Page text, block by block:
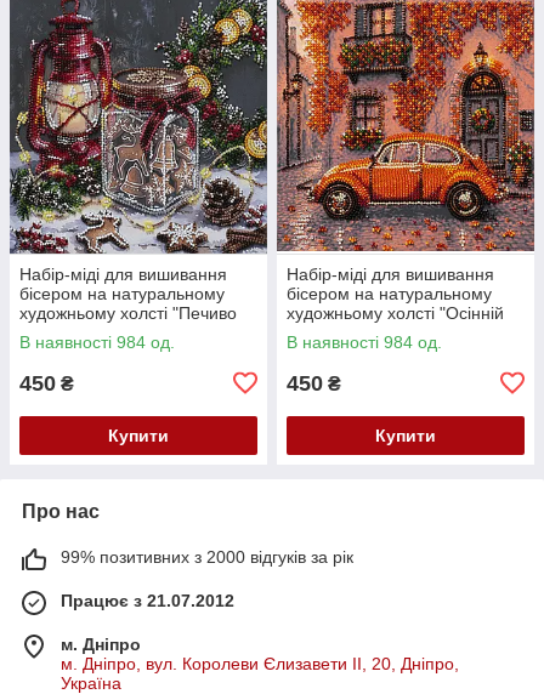
Набір-міді для вишивання
бісером на натуральному
художньому холсті "Печиво
для Санти" Абрис Арт AMB-
148
В наявності 984 од.
450 ₴
Купити
Набір-міді для вишивання
бісером на натуральному
художньому холсті "Осінній
квартал" Абрис Арт AMB-147
В наявності 984 од.
450 ₴
Купити
Про нас
99% позитивних з 2000 відгуків за рік
Працює з 21.07.2012
м. Дніпро
м. Дніпро, вул. Королеви Єлизавети ІІ, 20, Дніпро,
Україна